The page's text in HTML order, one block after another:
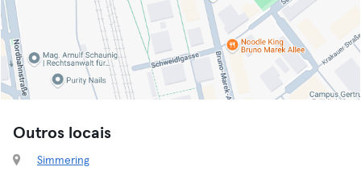
Outros locais
Simmering